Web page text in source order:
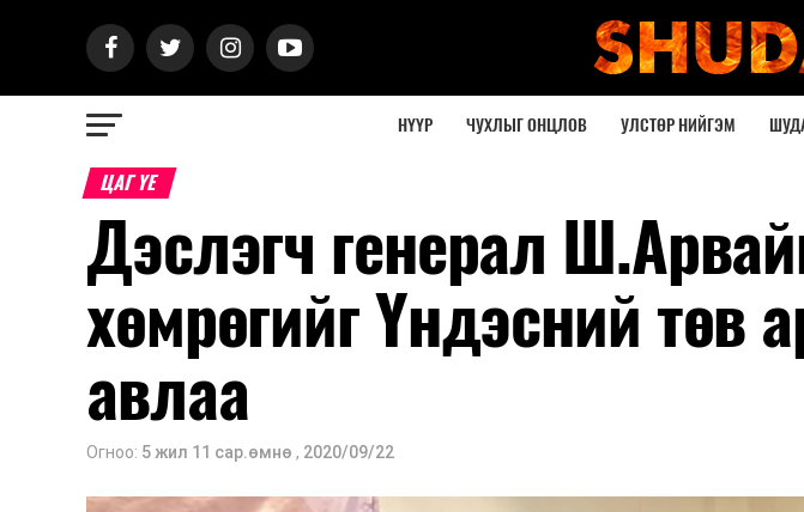
НҮҮР ЧУХЛЫГ ОНЦЛОВ УЛСТӨР НИЙГЭМ
ЦАГ ҮЕ
Дэслэгч генерал
хөмрөгийг Үндэсний төв
авлаа
Огноо: 5 жил 11 сар.өмнө , 2020/09/22